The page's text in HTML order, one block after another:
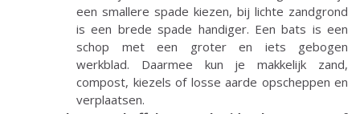
een smallere spade kiezen, bij lichte zandgrond
is een brede spade handiger. Een bats is een
schop met een groter en iets gebogen
werkblad. Daarmee kun je makkelijk zand,
compost, kiezels of losse aarde opscheppen en
verplaatsen.